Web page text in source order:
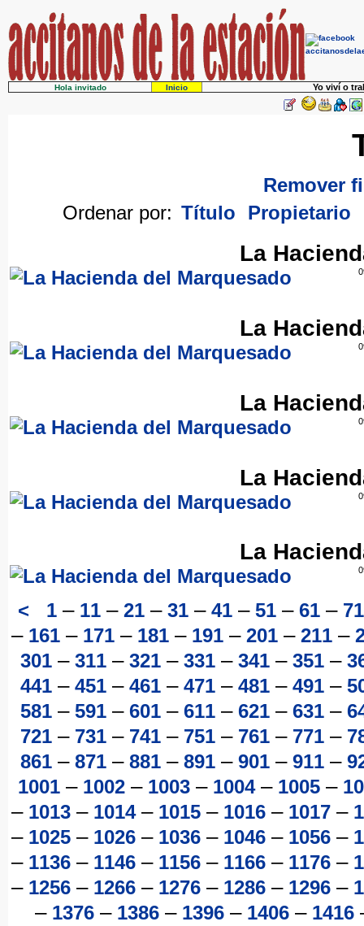
Hola invitado Inicio Yo viví o
Remover
Ordenar por: Título Propietario
La
La
La
La
La
< 1 – 11 – 21 – 31 – 41 – 51 – 61 – 71
– 161 – 171 – 181 – 191 – 201 – 211 –
301– 311– 321– 331– 341– 351–
441– 451– 461– 471– 481– 491–
581– 591– 601– 611– 621– 631–
721– 731– 741– 751– 761– 771–
861– 871– 881– 891– 901– 911–
1001 – 1002 – 1003 – 1004– 1005 –
– 1013– 1014– 1015– 1016– 1017–
– 1025– 1026– 1036– 1046– 1056–
– 1136– 1146– 1156– 1166– 1176–
– 1256– 1266– 1276– 1286– 1296–
– 1376 – 1386 – 1396 – 1406 – 1416